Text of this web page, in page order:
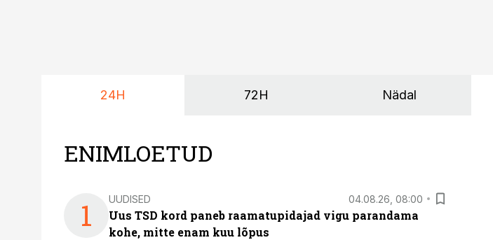
24H 72H Nädal
ENIMLOETUD
1 UUDISED 04.08.26, 08:00
Uus TSD kord paneb raamatupidajad vigu parandama
kohe, mitte enam kuu lõpus